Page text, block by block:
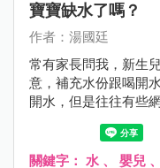
寶寶缺水了嗎？
作者：湯國廷
常有家長問我，新生
意，補充水份跟喝開
開水，但是往往有些
家長霧裡看花，不知
關鍵字： 水 、 嬰兒 、